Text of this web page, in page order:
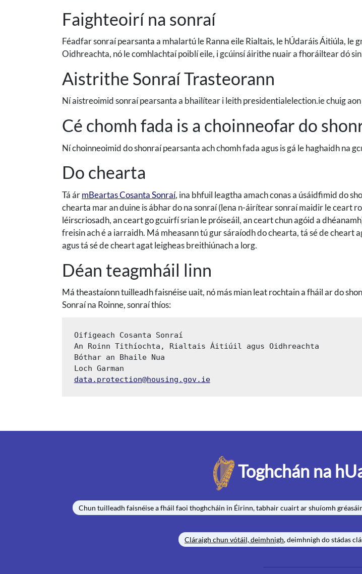
Faighteoirí na sonraí
Féadfar sonraí pearsanta a mhalartú le Ranna eile Rialtais, le hÚdaráis Áitiúla,
Oidhreachta, nó le comhlachtaí poiblí eile, i gcúinsí áirithe nuair a fhoráiltear dó
Aistrithe Sonraí Trasteorann
Ní aistreoimid sonraí pearsanta a bhailítear i leith presidentialelection.ie chuig
Cé chomh fada is a choinneofar do
Ní choinneoimid do shonraí pearsanta ach chomh fada agus is gá le haghaidh na
Do chearta
Tá ármBeartas Cosanta Sonraí, ina bhfuil leagtha amach conas a úsáidfimid do
chearta mar an duine is ábhar do na sonraí (lena n-áirítear sonraí maidir le ceart
léirscriosadh, an ceart go gcuirfí srian le próiseáil, an ceart chun agóid a
freisin ach é a iarraidh. Má mheasann tú gur sáraíodh do chearta, tá sé de cheart
agus tá sé de cheart agat leigheas breithiúnach a lorg.
Déan teagmháil linn
Má theastaíonn tuilleadh faisnéise uait, nó más mian leat rochtain a fháil ar do
Sonraí na Roinne, sonraí thíos:
Oifigeach Cosanta Sonraí
An Roinn Tithíochta, Rialtais Áitiúil agus Oidhreachta
Bóthar an Bhaile Nua
Loch Garman
data.protection@housing.gov.ie
Toghchán na
Chun tuilleadh faisnéise a fháil faoi thoghcháin in Éirinn, tabhair cuairt ar shuíomh
Cláraigh chun vótáil, deimhnigh, deimhnigh do stádas